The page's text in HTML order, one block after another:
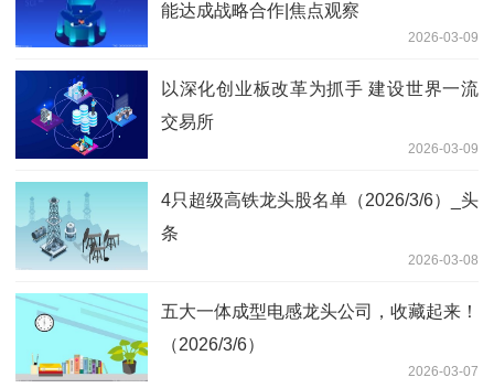
能达成战略合作|焦点观察
2026-03-09
以深化创业板改革为抓手 建设世界一流
交易所
2026-03-09
4只超级高铁龙头股名单（2026/3/6）_头
条
2026-03-08
五大一体成型电感龙头公司，收藏起来！
（2026/3/6）
2026-03-07